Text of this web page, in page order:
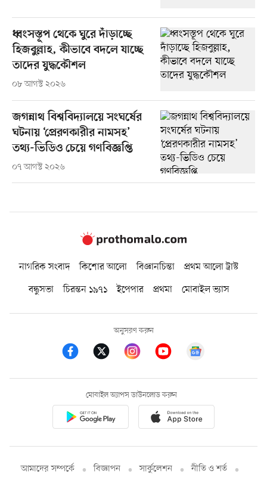
ধ্বংসস্তূপ থেকে ঘুরে দাঁড়াচ্ছে
হিজবুল্লাহ, কীভাবে বদলে যাচ্ছে
তাদের যুদ্ধকৌশল
০৮ আগস্ট ২০২৬
জগন্নাথ বিশ্ববিদ্যালয়ে সংঘর্ষের
ঘটনায় ‘প্রেরণকারীর নামসহ’
তথ্য-ভিডিও চেয়ে গণবিজ্ঞপ্তি
০৭ আগস্ট ২০২৬
নাগরিক সংবাদ কিশোর আলো বিজ্ঞানচিন্তা
প্রথম আলো ট্রাস্ট
বন্ধুসভা
চিরন্তন ১৯৭১ ইপেপার প্রথমা মোবাইল ভ্যাস
অনুসরণ করুন
মোবাইল অ্যাপস ডাউনলোড করুন
আমাদের সম্পর্কে বিজ্ঞাপন সার্কুলেশন নীতি ও শর্ত